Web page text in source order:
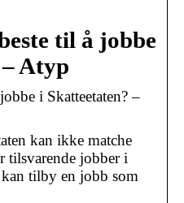
til å jobbe
Atyp
i Skatteetaten? –
kan ikke matche
tilsvarende jobber i
tilby en jobb som